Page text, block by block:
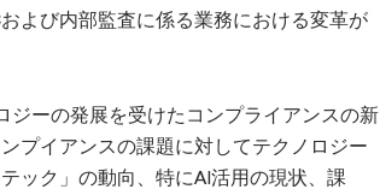
よび内部監査に係る業務における変革が
ーの発展を受けたコンプライアンスの新
プイアンスの課題に対してテクノロジー
ック」の動向、特にAI活用の現状、課